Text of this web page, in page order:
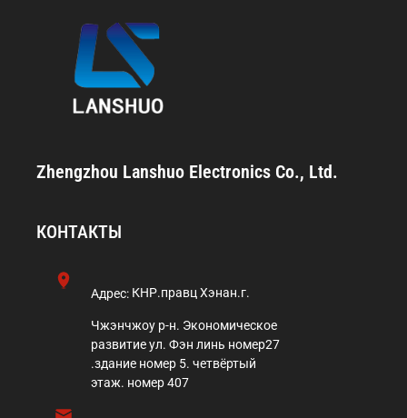
Zhengzhou Lanshuo Electronics Co., Ltd.
КОНТАКТЫ
Адрес: КНР.правц Хэнан.г.
Чжэнчжоу р-н. Экономическое
развитие ул. Фэн линь номер27
.здание номер 5. четвёртый
этаж. номер 407